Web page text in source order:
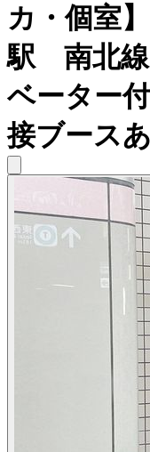
カ・個室
駅 南北線
ベーター
接ブース